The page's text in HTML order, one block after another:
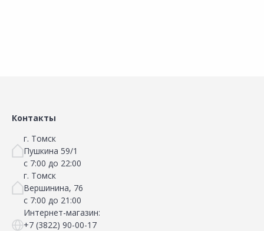
Контакты
г. Томск
Пушкина 59/1
с 7:00 до 22:00
г. Томск
Вершинина, 76
с 7:00 до 21:00
Интернет-магазин:
+7 (3822) 90-00-17